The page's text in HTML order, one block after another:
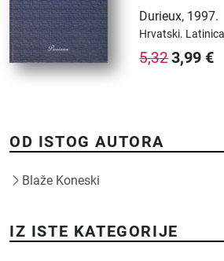
Durieux, 1997.
Hrvatski.
5,323,99 €
OD ISTOG AUTORA
Blaže Koneski
IZ ISTE KATEGORIJE